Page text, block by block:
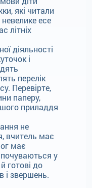
які читали
есе
літніх
діяльності
і
перелік
Перевірте,
паперу,
приладдя
не
вчитель має
має
почуваються у
готові до
і звершень.